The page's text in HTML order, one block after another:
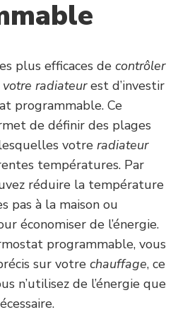
plus efficaces de contrôler
radiateurest d’investir
programmable. Ce
de définir des plages
votre radiateur
températures. Par
réduire la température
pas à la maison ou
économiser de l’énergie.
programmable, vous
sur votre chauffage, ce
n’utilisez de l’énergie que